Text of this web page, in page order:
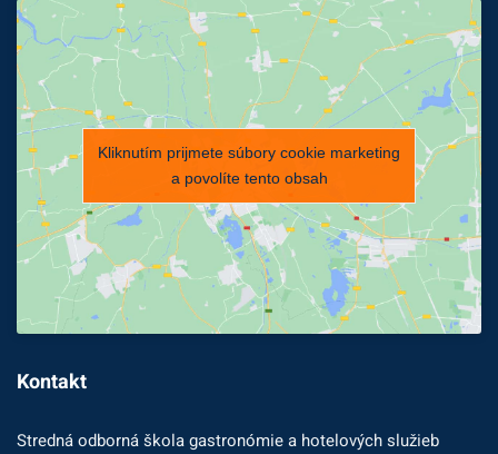
Kliknutím prijmete súbory cookie marketing
a povolíte tento obsah
Kontakt
Stredná odborná škola gastronómie a hotelových služieb